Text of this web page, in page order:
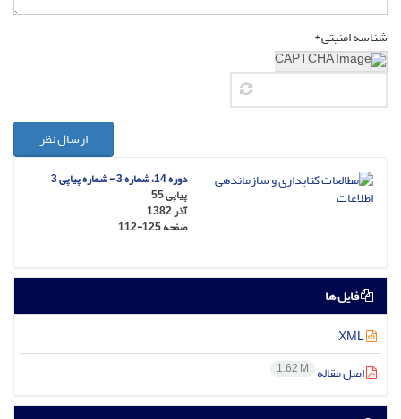
شناسه امنیتی *
ارسال نظر
دوره 14، شماره 3 - شماره پیاپی 3
پیاپی 55
آذر 1382
صفحه112-125
فایل ها
اصل مقاله 1.62 M